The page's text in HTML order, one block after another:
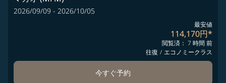
2026/09/09 - 2026/10/05
最安値
114,170円*
閲覧済： 7 時間 前
往復 / エコノミークラス
今すぐ予約